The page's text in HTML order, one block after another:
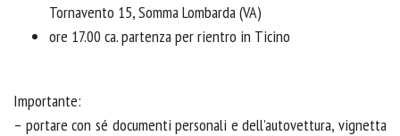
Tornavento 15, Somma Lombarda (VA)
ore 17.00 ca. partenza per rientro in Ticino
Importante:
– portare con sé documenti personali e dell’autovettura, vignetta